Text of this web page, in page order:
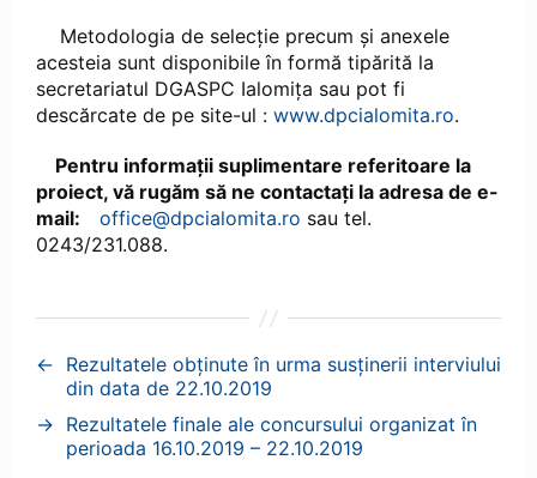
Metodologia de selecție precum și anexele
acesteia sunt disponibile în formă tipărită la
secretariatul DGASPC Ialomița sau pot fi
descărcate de pe site-ul : www.dpcialomita.ro.
Pentru informații suplimentare referitoare la
proiect, vă rugăm să ne contactați la adresa de e-
mail: office@dpcialomita.ro sau tel.
0243/231.088.
← Rezultatele obținute în urma susținerii interviului
din data de 22.10.2019
→ Rezultatele finale ale concursului organizat în
perioada 16.10.2019 – 22.10.2019